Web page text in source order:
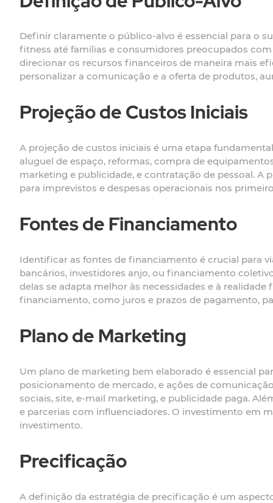
Definir claramente o público-alvo é essencial para o
fitness até famílias e consumidores preocupados
direcionar os recursos financeiros de maneira mais
personalizar a comunicação e a oferta de produtos,
Projeção de Custos Iniciais
A projeção de custos iniciais é uma etapa
aluguel de espaço, reformas, compra de
marketing e publicidade, e contratação de pessoal.
para imprevistos e despesas operacionais nos
Fontes de Financiamento
Identificar as fontes de financiamento é crucial para
bancários, investidores anjo, ou financiamento
delas se adapta melhor às necessidades e à
financiamento, como juros e prazos de pagamento,
Plano de Marketing
Um plano de marketing bem elaborado é essencial
posicionamento de mercado, e ações de
sociais, site, e-mail marketing, e publicidade paga.
e parcerias com influenciadores. O investimento em
investimento.
Precificação
A definição da estratégia de precificação é um